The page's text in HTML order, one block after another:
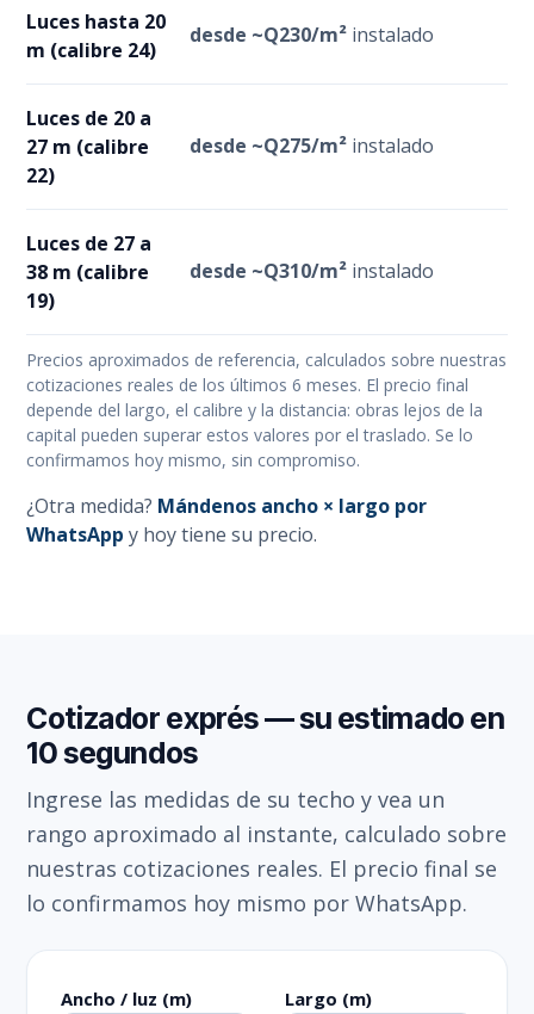
Luces hasta 20
m (calibre 24)
desde ~Q230/m² instalado
Luces de 20 a
27 m (calibre
22)
desde ~Q275/m² instalado
Luces de 27 a
38 m (calibre
19)
desde ~Q310/m² instalado
Precios aproximados de referencia, calculados sobre nuestras
cotizaciones reales de los últimos 6 meses. El precio final
depende del largo, el calibre y la distancia: obras lejos de la
capital pueden superar estos valores por el traslado. Se lo
confirmamos hoy mismo, sin compromiso.
¿Otra medida? Mándenos ancho × largo por
WhatsApp y hoy tiene su precio.
Cotizador exprés — su estimado en
10 segundos
Ingrese las medidas de su techo y vea un
rango aproximado al instante, calculado sobre
nuestras cotizaciones reales. El precio final se
lo confirmamos hoy mismo por WhatsApp.
Ancho / luz (m) Largo (m)